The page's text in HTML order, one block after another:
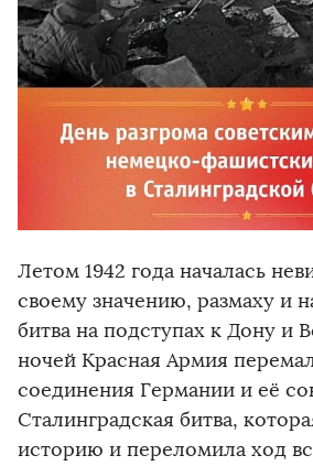
Летом 1942 года началась
своему значению, размаху и
битва на подступах к Дону и
ночей Красная Армия
соединения Германии и её
Сталинградская битва,
историю и переломила ход